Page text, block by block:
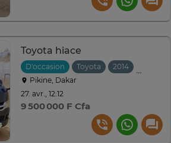
Toyota hiace
D'occasion Toyota 2014
Pikine, Dakar
27. avr., 12:12
9 500 000 F Cfa